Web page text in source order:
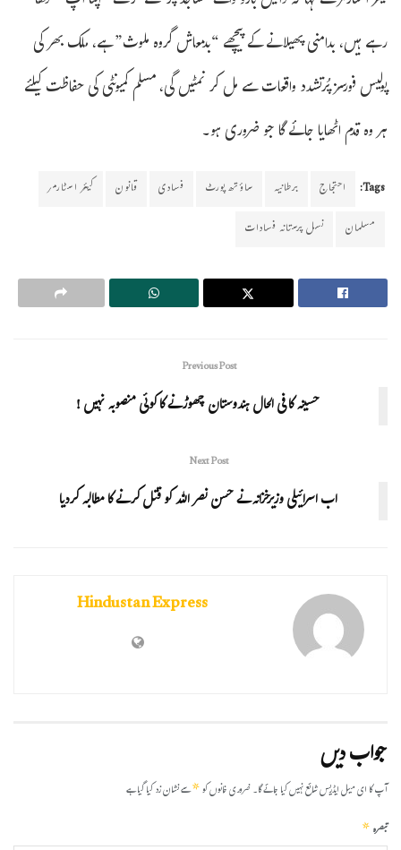
رہے ہیں، بدامنی پھیلانے کے پیچھے “بدمعاش گروہ ملوث” ہے، ملک بھر کی
پولیس فورسز پُرتشدد واقعات سے مل کر نمٹیں گی، مسلم کمیونٹی کی حفاظت کیلئے
ہر وہ قدم اٹھایا جائے گا جو ضروری ہو۔
Tags: احتجاج برطانیہ ساؤتھ پورٹ فسادی قانون
کیئر اسٹارمر
مسلمان
نسل پرستانہ فسادات
Previous Post
حسینہ کا فی الحال ہندوستان چھوڑنے کا کوئی منصوبہ نہیں !
Next Post
اب اسرائیلی وزیرخزانہ نے حسن نصر اللہ کو قتل کرنے کا مطالبہ کردیا
Hindustan Express
جواب دیں
آپ کا ای میل ایڈریس شائع نہیں کیا جائے گا۔ضروری خانوں کو*سے نشان زد کیا گیا ہے
تبصرہ*